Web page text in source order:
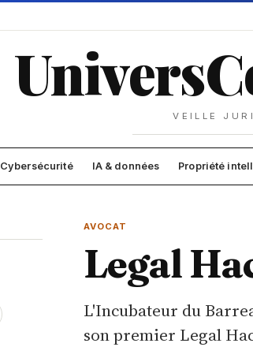
Univers
VEILLE
Cybersécurité IA & données Propriété
AVOCAT
Legal
L'Incubateur du
son premier Legal